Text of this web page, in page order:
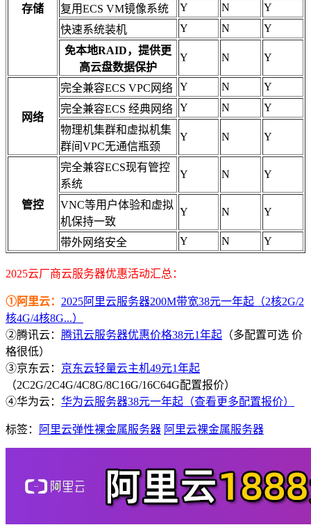
存储 复用ECS VM镜像系统 Y N
Y
快速系统装机
Y N
Y
免本地RAID，提供更
高云盘数据保护
Y N Y
网络
完全兼容ECS VPC网络 Y N
Y
完全兼容ECS 经典网络 Y N
Y
物理机集群和虚拟机集
群间VPC无通信瓶颈
Y N Y
管控
完全兼容ECS现有管控
系统
Y N Y
VNC等用户体验和虚拟
机保持一致
Y N Y
带外网络安全 Y N Y
2025云厂商云服务器优惠活动汇总：
①阿里云： 2025阿里云服务器200M带宽38元一年起（2核2G/2
核4G/4核8G...）
②腾讯云： 腾讯云服务器优惠价格38元1年起 （多配置可选 价
格很低）
③京东云： 京东云轻量云主机49元1年起
（2C2G/2C4G/4C8G/8C16G/16C64G配置报价）
④华为云： 华为云服务器38元一年起（查看更多配置报价）
标签： 阿里云弹性裸金属服务器 阿里云裸金属服务器